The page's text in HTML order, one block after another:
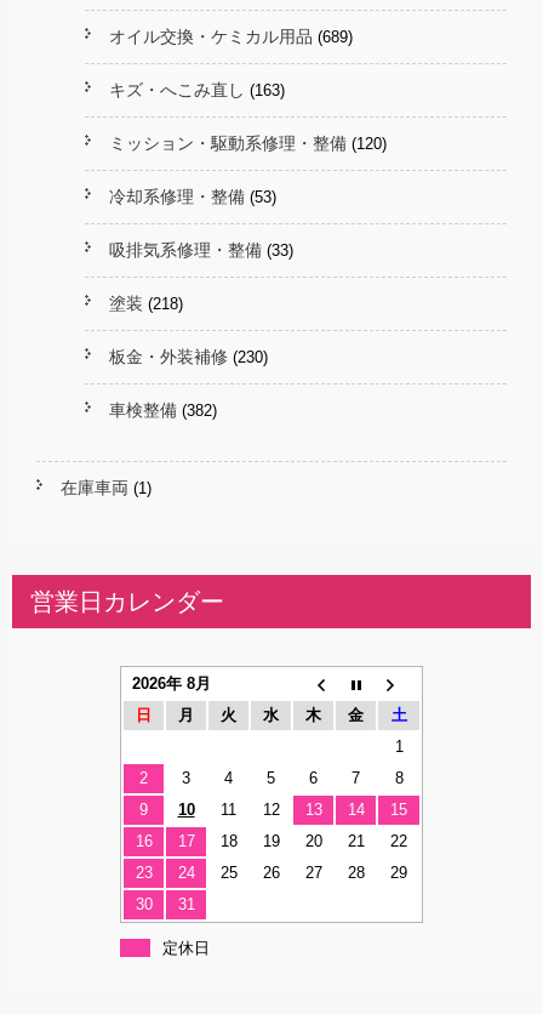
オイル交換・ケミカル用品 (689)
キズ・へこみ直し (163)
ミッション・駆動系修理・整備 (120)
冷却系修理・整備 (53)
吸排気系修理・整備 (33)
塗装 (218)
板金・外装補修 (230)
車検整備 (382)
在庫車両 (1)
営業日カレンダー
2026年 8月
日
月 火 水 木 金
土
1
2
3 4 5 6 7
8
9
10 11 12 13 14
15
16
17 18 19 20 21
22
23
24 25 26 27 28
29
30
31
定休日